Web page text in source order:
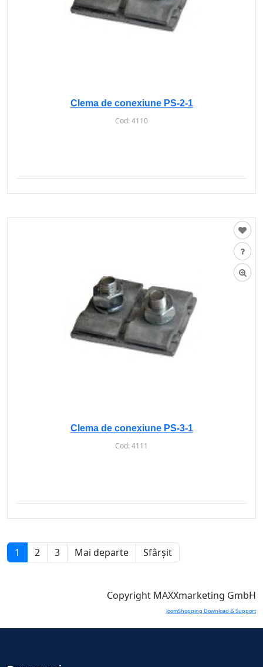
Clema de conexiune PS-2-1
Cod:4110
Clema de conexiune PS-3-1
Cod:4111
1 2 3 Mai departe Sfârșit
Copyright MAXXmarketing GmbH
JoomShopping Download & Support